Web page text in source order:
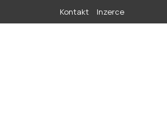
Kontakt Inzerce